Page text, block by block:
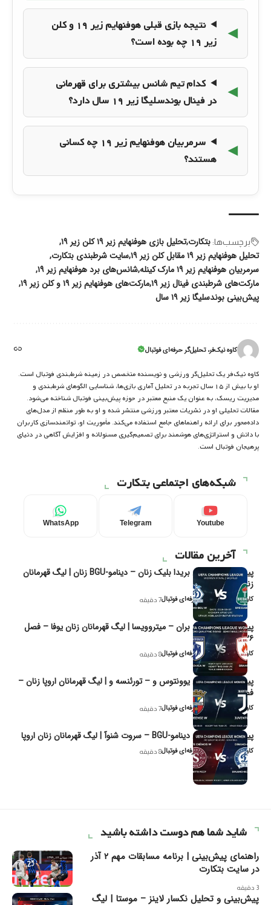
نتیجه بازی قبلی هوفنهایم زیر ۱۹ و کلن
زیر ۱۹ چه بوده است؟
کدام تیم شانس بیشتری برای قهرمانی
در فینال بوندسلیگا زیر ۱۹ سال دارد؟
سرمربیان هوفنهایم زیر ۱۹ چه کسانی
هستند؟
برچسب‌‌ها: بتکارتتحلیل بازی هوفنهایم زیر ۱۹ کلن زیر ۱۹
تحلیل هوفنهایم زیر ۱۹ مقابل کلن زیر ۱۹
سایت شرطبندی بتکارت
سرمربیان هوفنهایم زیر ۱۹ مارک کینله
شانس‌های برد هوفنهایم زیر ۱۹
مارکت‌های شرطبندی فینال زیر ۱۹
مارکت‌های هوفنهایم زیر ۱۹ و کلن زیر ۱۹
پیش‌بینی بوندسلیگا زیر ۱۹ سال
کاوه نیک‌فر، تحلیل‌گر حرفه‌ای فوتبال
کاوه نیک‌فر یک تحلیل‌گر ورزشی و نویسنده متخصص در زمینه شرط‌بندی فوتبال است.
او با بیش از ۱۵ سال تجربه در تحلیل آماری بازی‌ها، شناسایی الگوهای شرط‌بندی و
مدیریت ریسک، به عنوان یک منبع معتبر در حوزه پیش‌بینی فوتبال شناخته می‌شود.
مقالات تحلیلی او در نشریات معتبر ورزشی منتشر شده و او به طور منظم از مدل‌های
داده‌محور برای ارائه راهنماهای جامع استفاده می‌کند. مأموریت او، توانمندسازی کاربران
با دانش و استراتژی‌های هوشمند برای تصمیم‌گیری مسئولانه و افزایش آگاهی در دنیای
پرهیجان فوتبال است.
شبکه‌های اجتماعی بتکارت
Youtube
Telegram
WhatsApp
آخرین مقالات
پیش‌بینی و تحلیل بریدا بلیک زنان – دینامو-BGU زنان | لیگ قهرمانان
زنان یوفا
کاوه نیک‌فر، تحلیل‌گر حرفه‌ای فوتبال7 دقیقه
پیش‌بینی و تحلیل بران – میتروویسا | لیگ قهرمانان زنان یوفا – فصل
۲۰۲۶
کاوه نیک‌فر، تحلیل‌گر حرفه‌ای فوتبال8 دقیقه
پیش‌بینی و تحلیل یوونتوس و – تورئنسه و | لیگ قهرمانان اروپا زنان –
فصل ۲۰۲۶
کاوه نیک‌فر، تحلیل‌گر حرفه‌ای فوتبال7 دقیقه
پیش‌بینی و تحلیل دینامو-BGU – سروت شنوآ | لیگ قهرمانان زنان اروپا
کاوه نیک‌فر، تحلیل‌گر حرفه‌ای فوتبال8 دقیقه
شاید شما هم دوست داشته باشید
راهنمای پیش‌بینی | برنامه مسابقات مهم ۲ آذر
در سایت بتکارت
3 دقیقه
پیش‌بینی و تحلیل نکسار لاینز – موستا | لیگ